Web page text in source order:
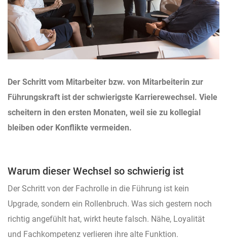
Der Schritt vom Mitarbeiter bzw. von Mitarbeiterin zur
Führungskraft ist der schwierigste Karrierewechsel. Viele
scheitern in den ersten Monaten, weil sie zu kollegial
bleiben oder Konflikte vermeiden.
Warum dieser Wechsel so schwierig ist
Der Schritt von der Fachrolle in die Führung ist kein
Upgrade, sondern ein Rollenbruch. Was sich gestern noch
richtig angefühlt hat, wirkt heute falsch. Nähe, Loyalität
und Fachkompetenz verlieren ihre alte Funktion.